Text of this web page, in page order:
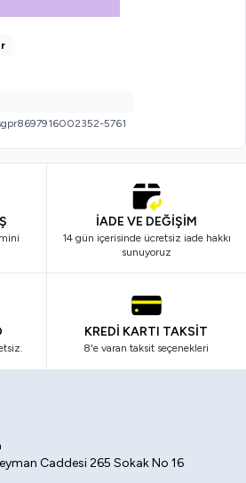
5761
İADE VE DEĞİŞİM
14 gün içerisinde ücretsiz iade hakkı
sunuyoruz
KREDİ KARTI TAKSİT
8'e varan taksit seçenekleri
Caddesi 265 Sokak No 16